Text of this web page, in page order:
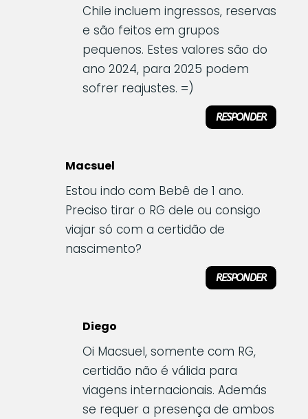
Chile incluem ingressos, reservas
e são feitos em grupos
pequenos. Estes valores são do
ano 2024, para 2025 podem
sofrer reajustes. =)
RESPONDER
Macsuel
Estou indo com Bebê de 1 ano.
Preciso tirar o RG dele ou consigo
viajar só com a certidão de
nascimento?
RESPONDER
Diego
Oi Macsuel, somente com RG,
certidão não é válida para
viagens internacionais. Además
se requer a presença de ambos